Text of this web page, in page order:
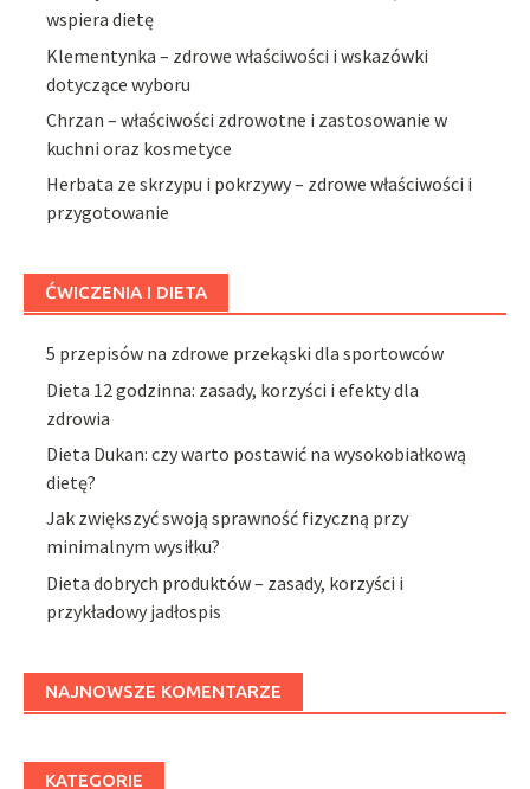
wspiera dietę
Klementynka – zdrowe właściwości i wskazówki
dotyczące wyboru
Chrzan – właściwości zdrowotne i zastosowanie w
kuchni oraz kosmetyce
Herbata ze skrzypu i pokrzywy – zdrowe właściwości i
przygotowanie
ĆWICZENIA I DIETA
5 przepisów na zdrowe przekąski dla sportowców
Dieta 12 godzinna: zasady, korzyści i efekty dla
zdrowia
Dieta Dukan: czy warto postawić na wysokobiałkową
dietę?
Jak zwiększyć swoją sprawność fizyczną przy
minimalnym wysiłku?
Dieta dobrych produktów – zasady, korzyści i
przykładowy jadłospis
NAJNOWSZE KOMENTARZE
KATEGORIE